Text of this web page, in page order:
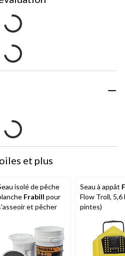
et plus
isolé de pêche
Frabill pour
et pêcher
Seau à appât
Flow Troll, 5,6
pintes)